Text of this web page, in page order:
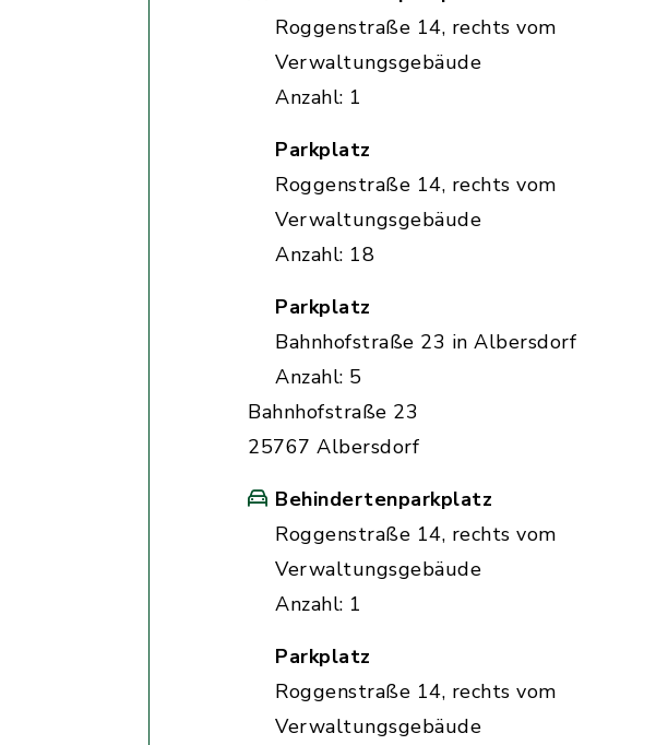
Roggenstraße 14, rechts vom
Verwaltungsgebäude
Anzahl: 1
Parkplatz
Roggenstraße 14, rechts vom
Verwaltungsgebäude
Anzahl: 18
Parkplatz
Bahnhofstraße 23 in Albersdorf
Anzahl: 5
Bahnhofstraße 23
25767 Albersdorf
Behindertenparkplatz
Roggenstraße 14, rechts vom
Verwaltungsgebäude
Anzahl: 1
Parkplatz
Roggenstraße 14, rechts vom
Verwaltungsgebäude